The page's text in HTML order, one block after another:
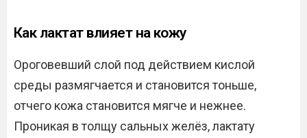
Как лактат влияет на кожу
Ороговевший слой под действием кислой
среды размягчается и становится тоньше,
отчего кожа становится мягче и нежнее.
Проникая в толщу сальных желёз, лактату